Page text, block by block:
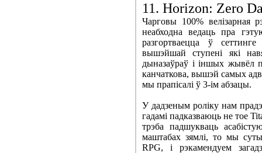
11. Horizon: Zero
Чарговы 100% велізарная
неабходна ведаць пра
разгортваецца ў
вышэйшай ступені які
дыназаўраў і іншых жывёл
канчаткова, вышэй самых
мы прапісалі ў 3-ім абзацы.
У дадзеным роліку нам
гадамі падказваюць не тое
трэба падшукваць
маштабах зямлі, то мы
RPG, і рэкамендуем